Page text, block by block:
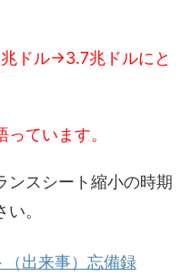
ドル→3.7兆ドルにと
ています。
ンスシート縮小の時期
。
出来事）忘備録